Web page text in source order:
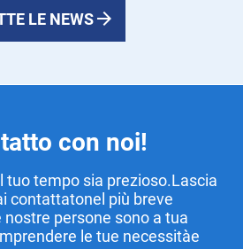
LE NEWS
con noi!
tuo tempo sia prezioso.Lascia
contattatonel più breve
persone sono a tua
le tue necessitàe